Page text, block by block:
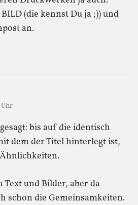
(die kennst Du ja ;)) und
an.
Uhr
bis auf die identisch
dem der Titel hinterlegt ist,
Text und Bilder, aber da
schon die Gemeinsamkeiten.